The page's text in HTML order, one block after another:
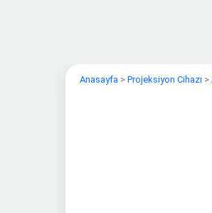
Anasayfa > Projeksiyon Cihazı >